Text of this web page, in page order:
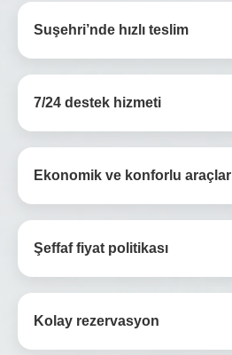
Suşehri’nde hızlı teslim
7/24 destek hizmeti
Ekonomik ve konforlu araçlar
Şeffaf fiyat politikası
Kolay rezervasyon